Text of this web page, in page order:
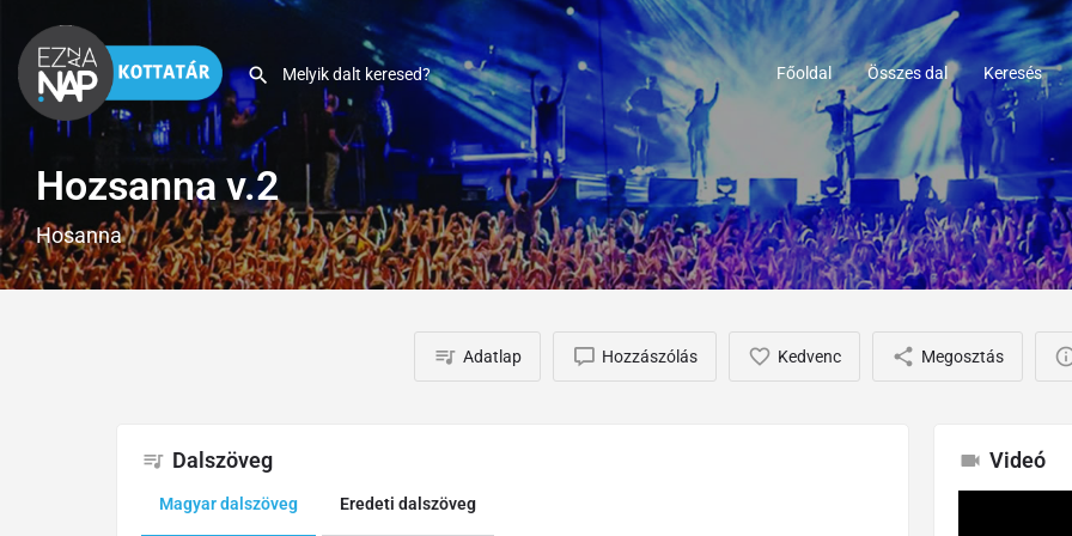
Főoldal Összes dal Keresés
Hozsanna v.2
Hosanna
Adatlap Hozzászólás Kedvenc Megosztás
Dalszöveg
Magyar dalszöveg Eredeti dalszöveg
Videó